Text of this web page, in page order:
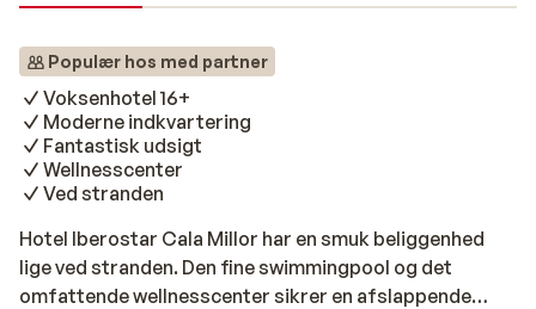
Populær hos med partner
Voksenhotel 16+
Moderne indkvartering
Fantastisk udsigt
Wellnesscenter
Ved stranden
Hotel Iberostar Cala Millor har en smuk beliggenhed
lige ved stranden. Den fine swimmingpool og det
omfattende wellnesscenter sikrer en afslappende